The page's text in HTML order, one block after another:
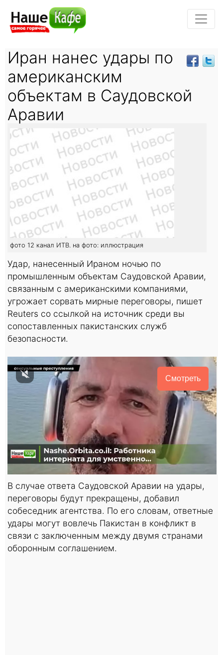
Иран нанес удары по
американским
объектам в Саудовской
Аравии
фото 12 канал ИТВ. на фото: иллюстрация
Удар, нанесенный Ираном ночью по
промышленным объектам Саудовской Аравии,
связанным с американскими компаниями,
угрожает сорвать мирные переговоры, пишет
Reuters со ссылкой на источник среди вы
сопоставленных пакистанских служб
безопасности.
Смотреть
В случае ответа Саудовской Аравии на удары,
переговоры будут прекращены, добавил
собеседник агентства. По его словам, ответные
удары могут вовлечь Пакистан в конфликт в
связи с заключенным между двумя странами
оборонным соглашением.